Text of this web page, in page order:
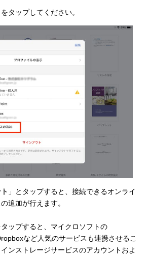
をタップしてください。
」とタップすると、接続できるオンライ
追加が行えます。
タップすると、マイクロソフトの
など人気のサービスも連携させるこ
ンストレージサービスのアカウントおよ